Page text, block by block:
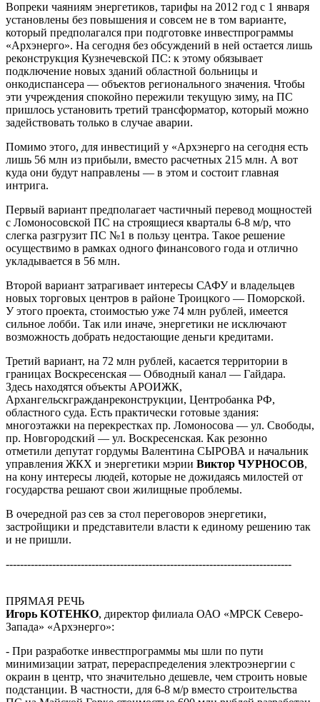
Вопреки чаяниям энергетиков, тарифы на 2012 год с 1 января
установлены без повышения и совсем не в том варианте,
который предполагался при подготовке инвестпрограммы
«Архэнерго». На сегодня без обсуждений в ней остается лишь
реконструкция Кузнечевской ПС: к этому обязывает
подключение новых зданий областной больницы и
онкодиспансера — объектов регионального значения. Чтобы
эти учреждения спокойно пережили текущую зиму, на ПС
пришлось установить третий трансформатор, который можно
задействовать только в случае аварии.
Помимо этого, для инвестиций у «Архэнерго на сегодня есть
лишь 56 млн из прибыли, вместо расчетных 215 млн. А вот
куда они будут направлены — в этом и состоит главная
интрига.
Первый вариант предполагает частичный перевод мощностей
с Ломоносовской ПС на строящиеся кварталы 6-8 м/р, что
слегка разгрузит ПС №1 в пользу центра. Такое решение
осуществимо в рамках одного финансового года и отлично
укладывается в 56 млн.
Второй вариант затрагивает интересы САФУ и владельцев
новых торговых центров в районе Троицкого — Поморской.
У этого проекта, стоимостью уже 74 млн рублей, имеется
сильное лобби. Так или иначе, энергетики не исключают
возможность добрать недостающие деньги кредитами.
Третий вариант, на 72 млн рублей, касается территории в
границах Воскресенская — Обводный канал — Гайдара.
Здесь находятся объекты АРОИЖК,
Архангельскгражданреконструкции, Центробанка РФ,
областного суда. Есть практически готовые здания:
многоэтажки на перекрестках пр. Ломоносова — ул. Свободы,
пр. Новгородский — ул. Воскресенская. Как резонно
отметили депутат гордумы Валентина СЫРОВА и начальник
управления ЖКХ и энергетики мэрии Виктор ЧУРНОСОВ,
на кону интересы людей, которые не дожидаясь милостей от
государства решают свои жилищные проблемы.
В очередной раз сев за стол переговоров энергетики,
застройщики и представители власти к единому решению так
и не пришли.
--------------------------------------------------------------------------------
ПРЯМАЯ РЕЧЬ
Игорь КОТЕНКО, директор филиала ОАО «МРСК Северо-
Запада» «Архэнерго»:
- При разработке инвестпрограммы мы шли по пути
минимизации затрат, перераспределения электроэнергии с
окраин в центр, что значительно дешевле, чем строить новые
подстанции. В частности, для 6-8 м/р вместо строительства